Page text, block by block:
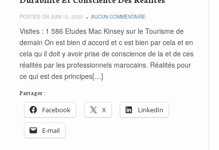
POSTED ON JUIN 10, 2020 AUCUN COMMENTAIRE
Visites : 1 586 Etudes Mac Kinsey sur le Tourisme de
demain On est bien d accord et c est bien par cela et en
cela qu il doit y avoir prise de conscience de la et de ces
réalités par les professionnels marocains. Réalités pour
ce qui est des principes[…]
Partager :
Facebook X LinkedIn
E-mail